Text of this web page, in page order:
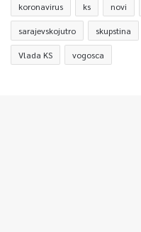
koronavirus ks novi
sarajevskojutro skupstina
Vlada KS vogosca